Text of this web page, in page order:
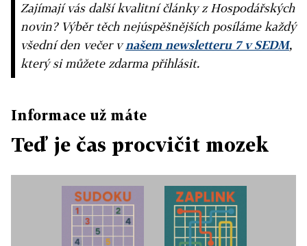
Zajímají vás další kvalitní články z Hospodářských
novin? Výběr těch nejúspěšnějších posíláme každý
všední den večer vnašem newsletteru 7 v SEDM,
který si můžete zdarma přihlásit.
Informace už máte
Teď je čas procvičit mozek